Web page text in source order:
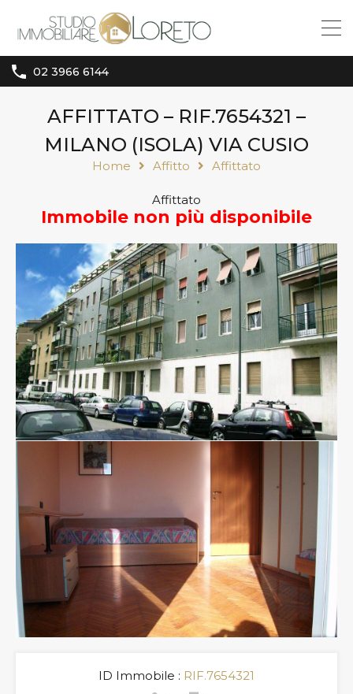
02 3966 6144
AFFITTATO – RIF.7654321 –
MILANO (ISOLA) VIA CUSIO
Home Affitto Affittato
Affittato
Immobile non più disponibile
ID Immobile : RIF.7654321